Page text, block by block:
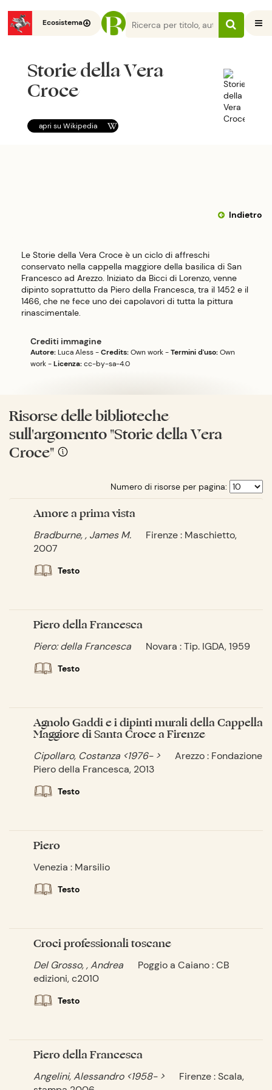
Ecosistema
Storie della Vera
Croce
apri suWikipedia
Indietro
Le Storie della Vera Croce è un ciclo di affreschi
conservato nella cappella maggiore della basilica di San
Francesco ad Arezzo. Iniziato da Bicci di Lorenzo, venne
dipinto soprattutto da Piero della Francesca, tra il 1452 e il
1466, che ne fece uno dei capolavori di tutta la pittura
rinascimentale.
Crediti immagine
Autore:Luca Aless-Credits:Own work-Termini d'uso:Own
work-Licenza:cc-by-sa-4.0
Risorse delle biblioteche
sull'argomento "Storie della Vera
Croce"
Numero di risorse per pagina:
Amore a prima vista
Bradburne, , James M.
Firenze : Maschietto,
2007
Testo
Piero della Francesca
Piero: della Francesca Novara : Tip. IGDA, 1959
Testo
Agnolo Gaddi e i dipinti murali della Cappella
Maggiore di Santa Croce a Firenze
Cipollaro, Costanza <1976- >
Arezzo : Fondazione
Piero della Francesca, 2013
Testo
Piero
Venezia : Marsilio
Testo
Croci professionali toscane
Del Grosso, , Andrea
Poggio a Caiano : CB
edizioni, c2010
Testo
Piero della Francesca
Angelini, Alessandro <1958- >
Firenze : Scala,